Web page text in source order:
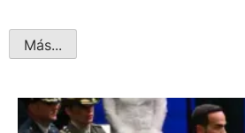
Más...